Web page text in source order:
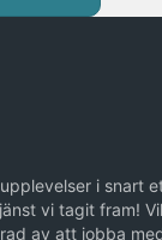
i snart
vi tagit fram!
av att jobba